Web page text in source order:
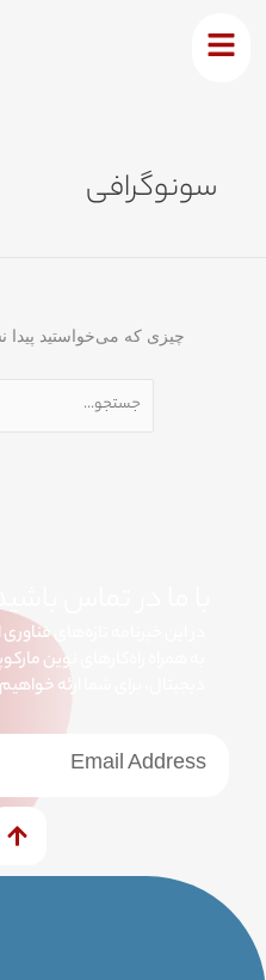
سونوگرافی
چیزی که می‌خواستید پیدا
با ما در تماس
در این خبرنامه تازه‌های
به همراه راه‌کارهای نوین
دیجیتال، برای شما ارئه
خبرنامه